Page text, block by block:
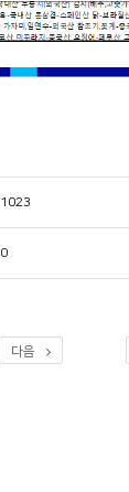
1023
0
다음